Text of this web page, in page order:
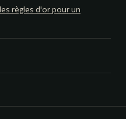
règles d'or pour un